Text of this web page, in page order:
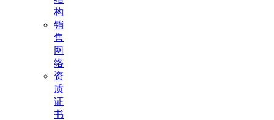
构
销
售
网
络
资
质
证
书